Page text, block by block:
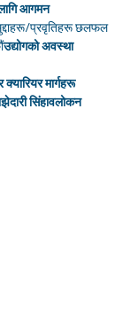
आगमन
प्रवृतिहरू छलफल
उद्योगको अवस्था
मार्गहरू
सिंहावलोकन